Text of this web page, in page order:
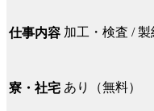
仕事内容 加工・検査 / 製
寮・社宅 あり（無料）